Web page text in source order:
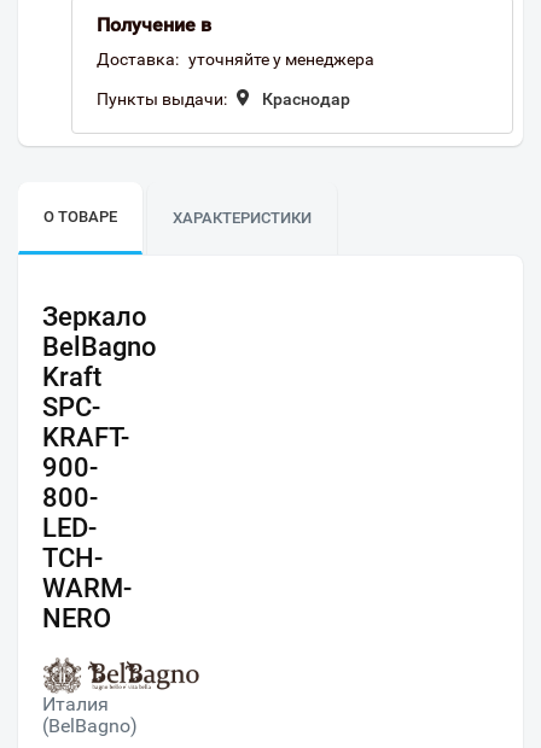
Получение в
Доставка: уточняйте у менеджера
Пункты выдачи: Краснодар
О ТОВАРЕ ХАРАКТЕРИСТИКИ
Зеркало
BelBagno
Kraft
SPC-
KRAFT-
900-
800-
LED-
TCH-
WARM-
NERO
Италия
(BelBagno)